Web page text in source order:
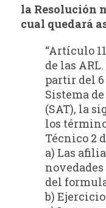
la Resolución
cual quedará
“Artículo
de las
partir del 6
Sistema
(SAT), la
los
Técnico 2
a) Las
del
b)